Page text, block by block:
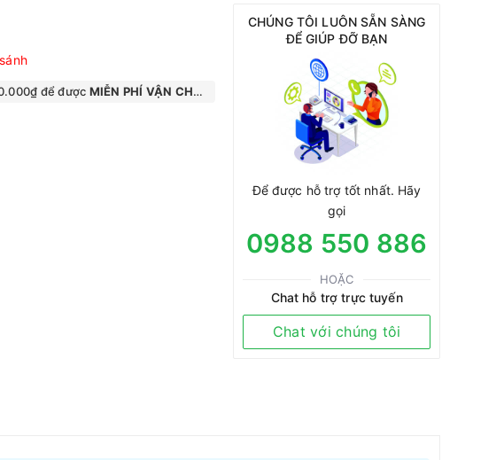
để được MIỄN PHÍ VẬN CHUYỂN
CHÚNG TÔI LUÔN SẴN SÀNG
ĐỂ GIÚP ĐỠ BẠN
Để được hỗ trợ tốt nhất. Hãy
gọi
0988 550 886
HOẶC
Chat hỗ trợ trực tuyến
Chat với chúng tôi